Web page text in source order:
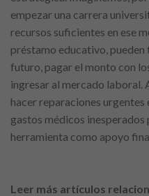
empezar una carrera
recursos suficientes en ese
préstamo educativo, pueden
futuro, pagar el monto con
ingresar al mercado laboral.
hacer reparaciones urgentes
gastos médicos inesperados
herramienta como apoyo
Leer más artículos